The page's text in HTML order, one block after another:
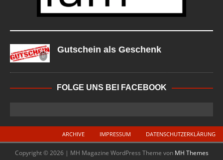
Gutschein als Geschenk
FOLGE UNS BEI FACEBOOK
ARCHIVE IMPRESSUM DATENSCHUTZERKLÄRUNG
Copyright © 2026 | MH Magazine WordPress Theme von MH Themes